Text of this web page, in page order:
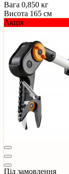
Вага 0,850 кг
Висота 165 см
Акція
Під замовлення